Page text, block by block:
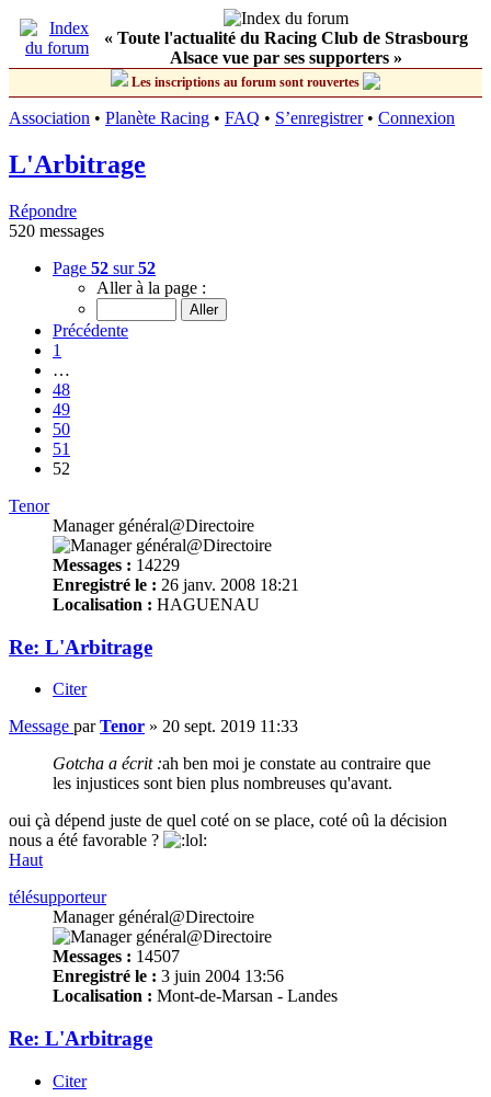
« Toute l'actualité du Racing Club de Strasbourg
Alsace vue par ses supporters »
Les inscriptions au forum sont rouvertes
Association • Planète Racing • FAQ • S’enregistrer• Connexion
L'Arbitrage
Répondre
520 messages
Page 52 sur52
Aller à la page :
Précédente
1
…
48
49
50
51
52
Tenor
Manager général@Directoire
Messages : 14229
Enregistré le : 26 janv. 2008 18:21
Localisation : HAGUENAU
Re: L'Arbitrage
Citer
Message parTenor » 20 sept. 2019 11:33
Gotcha a écrit :ah ben moi je constate au contraire que
les injustices sont bien plus nombreuses qu'avant.
oui çà dépend juste de quel coté on se place, coté oû la décision
nous a été favorable ?
Haut
télésupporteur
Manager général@Directoire
Messages : 14507
Enregistré le : 3 juin 2004 13:56
Localisation : Mont-de-Marsan - Landes
Re: L'Arbitrage
Citer